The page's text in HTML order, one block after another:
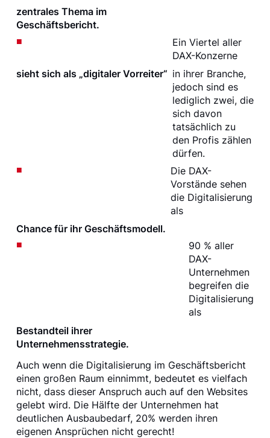
zentrales Thema im
Geschäftsbericht.
Ein Viertel aller
DAX-Konzerne
sieht sich als „digitaler Vorreiter“ in ihrer Branche,
jedoch sind es
lediglich zwei, die
sich davon
tatsächlich zu
den Profis zählen
dürfen.
Die DAX-
Vorstände sehen
die Digitalisierung
als
Chance für ihr Geschäftsmodell.
90 % aller
DAX-
Unternehmen
begreifen die
Digitalisierung
als
Bestandteil ihrer
Unternehmensstrategie.
Auch wenn die Digitalisierung im Geschäftsbericht
einen großen Raum einnimmt, bedeutet es vielfach
nicht, dass dieser Anspruch auch auf den Websites
gelebt wird. Die Hälfte der Unternehmen hat
deutlichen Ausbaubedarf, 20% werden ihren
eigenen Ansprüchen nicht gerecht!